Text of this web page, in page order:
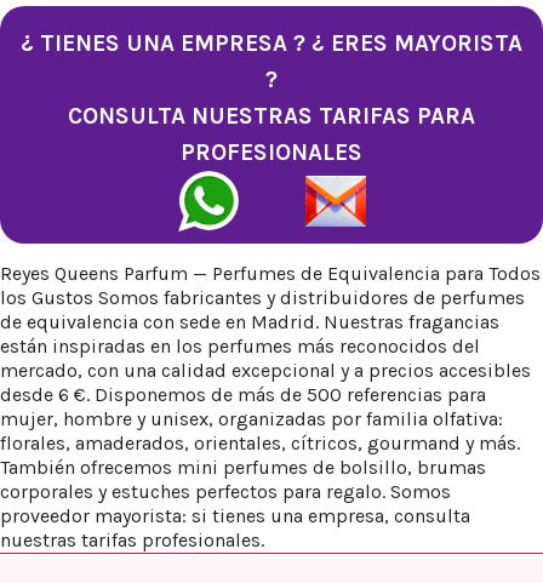
¿ TIENES UNA EMPRESA ? ¿ ERES MAYORISTA
?
CONSULTA NUESTRAS TARIFAS PARA
PROFESIONALES
Reyes Queens Parfum — Perfumes de Equivalencia para Todos
los Gustos Somos fabricantes y distribuidores de perfumes
de equivalencia con sede en Madrid. Nuestras fragancias
están inspiradas en los perfumes más reconocidos del
mercado, con una calidad excepcional y a precios accesibles
desde 6 €. Disponemos de más de 500 referencias para
mujer, hombre y unisex, organizadas por familia olfativa:
florales, amaderados, orientales, cítricos, gourmand y más.
También ofrecemos mini perfumes de bolsillo, brumas
corporales y estuches perfectos para regalo. Somos
proveedor mayorista: si tienes una empresa, consulta
nuestras tarifas profesionales.